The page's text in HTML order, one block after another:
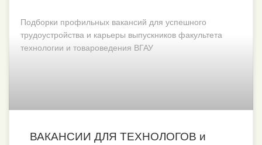
Подборки профильных вакансий для успешного
трудоустройства и карьеры выпускников факультета
технологии и товароведения ВГАУ
ВАКАНСИИ ДЛЯ ТЕХНОЛОГОВ и